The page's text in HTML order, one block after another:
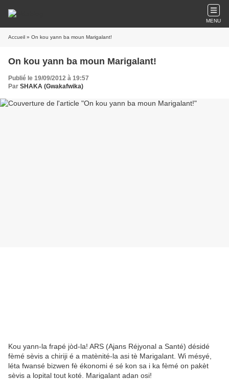
MENU
Accueil » On kou yann ba moun Marigalant!
On kou yann ba moun Marigalant!
Publié le 19/09/2012 à 19:57
Par SHAKA (Gwakafwika)
Kou yann-la frapé jòd-la! ARS (Ajans Réjyonal a Santé) désidé
fèmé sèvis a chiriji é a matènité-la asi tè Marigalant. Wi mésyé,
léta fwansé bizwen fè ékonomi é sé kon sa i ka fèmé on pakèt
sèvis a lopital tout koté. Marigalant adan osi!